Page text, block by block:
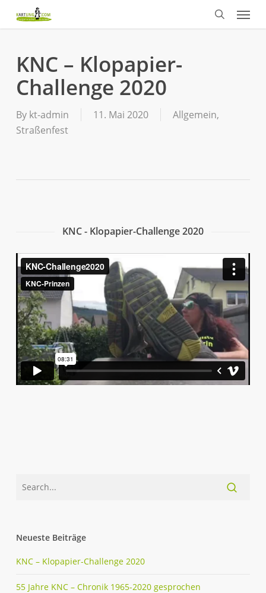
search
Menu
KNC – Klopapier-
Challenge 2020
By kt-admin 11. Mai 2020 Allgemein,
Straßenfest
KNC - Klopapier-Challenge 2020
Neueste Beiträge
KNC – Klopapier-Challenge 2020
55 Jahre KNC – Chronik 1965-2020 gesprochen